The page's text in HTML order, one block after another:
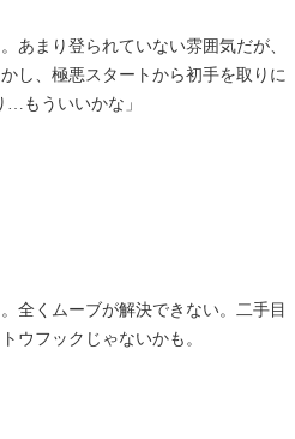
あまり登られていない雰囲気だが、
し、極悪スタートから初手を取りに
…もういいかな」
全くムーブが解決できない。二手目
ウフックじゃないかも。